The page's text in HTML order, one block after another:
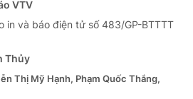
VTV
in và báo điện tử số 483/GP-BTTTT
Thủy
Thị Mỹ Hạnh, Phạm Quốc Thắng,